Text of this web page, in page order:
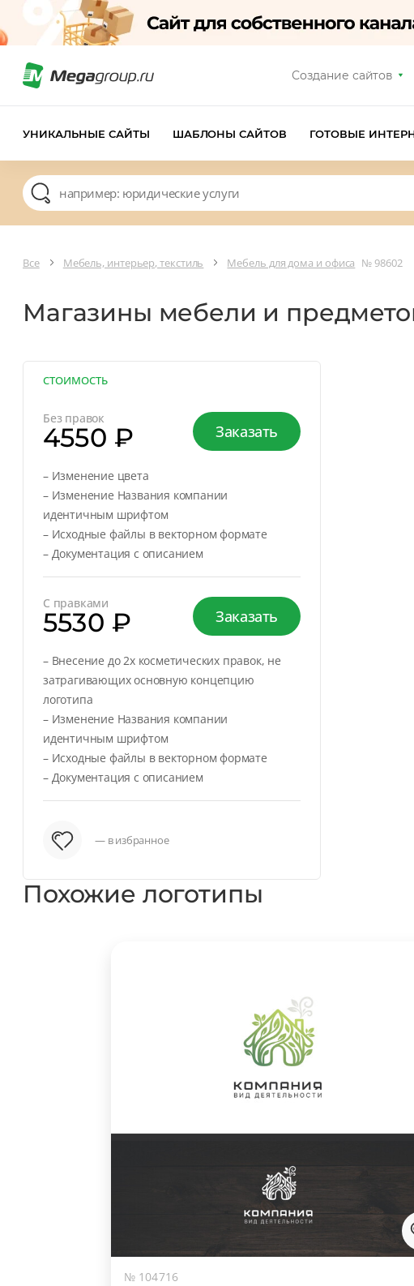
Создание сайтов
УНИКАЛЬНЫЕ САЙТЫ ШАБЛОНЫ САЙТОВ ГОТОВЫЕ
Все Мебель, интерьер, текстиль Мебель для дома и офиса № 98602
Магазины мебели и
СТОИМОСТЬ
Без правок
4550 ₽ Заказать
– Изменение цвета
– Изменение Названия компании
идентичным шрифтом
– Исходные файлы в векторном формате
– Документация с описанием
С правками
5530 ₽ Заказать
– Внесение до 2х косметических правок, не
затрагивающих основную концепцию
логотипа
– Изменение Названия компании
идентичным шрифтом
– Исходные файлы в векторном формате
– Документация с описанием
— в избранное
Похожие логотипы
№ 104716